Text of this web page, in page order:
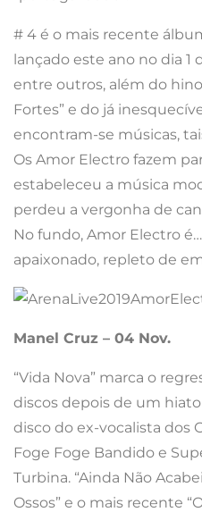
# 4 é o mais recente
lançado este ano no dia 1
entre outros, além do
Fortes” e do já
encontram-se músicas,
Os Amor Electro fazem
estabeleceu a música
perdeu a vergonha de
No fundo, Amor Electro
apaixonado, repleto de
Manel Cruz – 04 Nov.
“Vida Nova” marca o
discos depois de um
disco do ex-vocalista dos
Foge Foge Bandido e
Turbina. “Ainda Não
Ossos” e o mais recente